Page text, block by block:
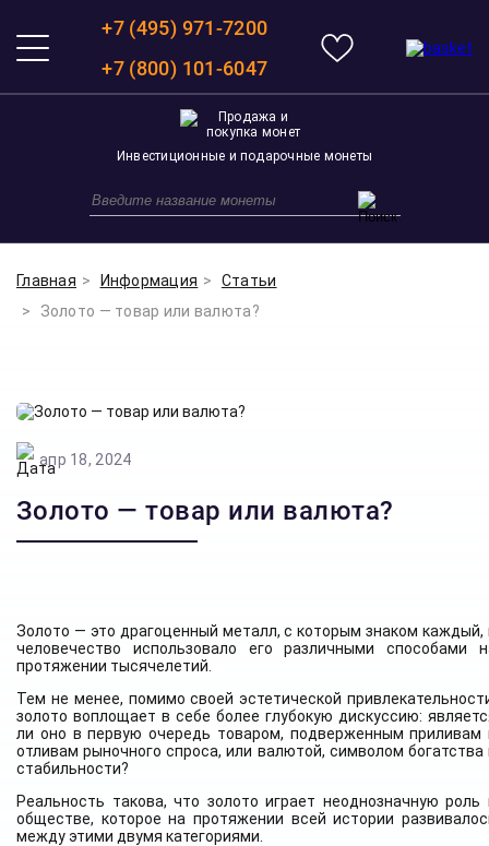
+7 (495) 971-7200
+7 (800) 101-6047
Инвестиционные и подарочные монеты
Главная Информация
Статьи
Золото — товар или валюта?
апр 18, 2024
Золото — товар или валюта?
Золото — это драгоценный металл, с которым знаком каждый,
человечество использовало его различными способами
протяжении тысячелетий.
Тем не менее, помимо своей эстетической
золото воплощает в себе более глубокую дискуссию:
ли оно в первую очередь товаром, подверженным приливам
отливам рыночного спроса, или валютой, символом богатства
стабильности?
Реальность такова, что золото играет неоднозначную роль
обществе, которое на протяжении всей истории
между этими двумя категориями.